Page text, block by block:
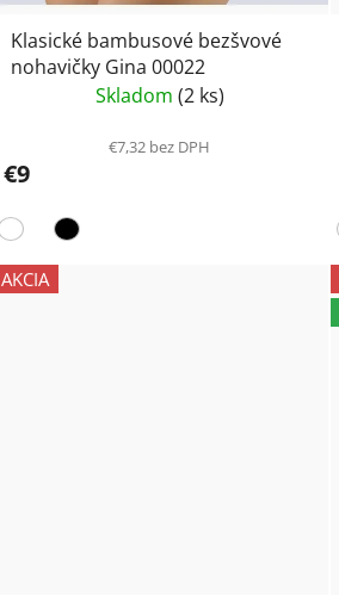
Klasické bambusové bezšvové
nohavičky Gina 00022
Skladom (2 ks)
€7,32 bez DPH
€9
AKCIA